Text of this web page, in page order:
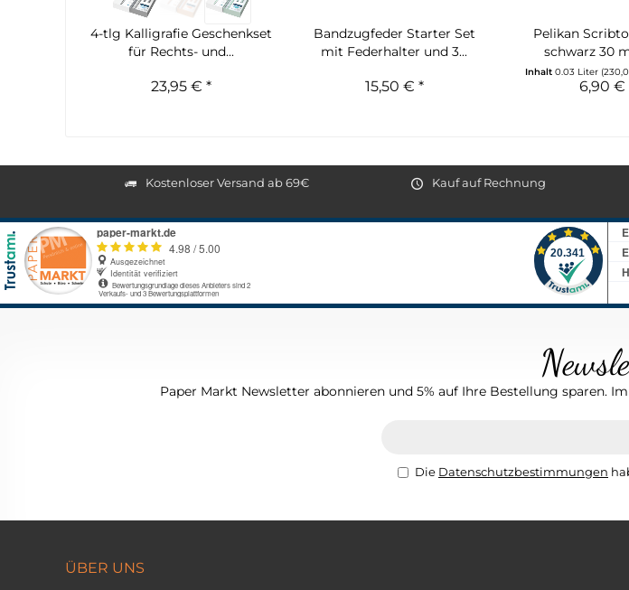
4-tlg Kalligrafie Geschenkset
für Rechts- und...
23,95 € *
Bandzugfeder Starter Set
mit Federhalter und 3...
15,50 € *
Pelikan
schwarz 30
Inhalt 0.03 Liter
6,90 €
Kostenloser Versand ab 69€ Kauf auf Rechnung
Paper Markt Newsletter abonnieren und 5% auf Ihre Bestellung sparen.
Die Datenschutzbestimmungen
ÜBER UNS